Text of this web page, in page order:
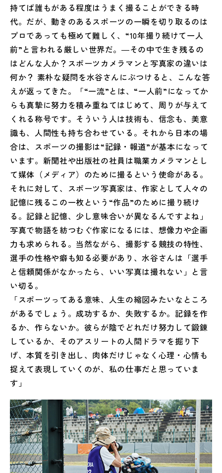
持てば誰もがある程度はうまく撮ることができる時
代。だが、動きのあるスポーツの一瞬を切り取るのは
プロであっても極めて難しく、“10年撮り続けて一人
前”と言われる厳しい世界だ。―その中で生き残るの
はどんな人か？スポーツカメラマンと写真家の違いは
何か？ 素朴な疑問を水谷さんにぶつけると、こんな答
えが返ってきた。「“一流”とは、“一人前”になってか
らも真摯に努力を積み重ねてはじめて、周りが与えて
くれる称号です。そういう人は技術も、信念も、美意
識も、人間性も持ち合わせている。それから日本の場
合は、スポーツの撮影は“記録・報道”が基本になって
います。新聞社や出版社の社員は職業カメラマンとし
て媒体（メディア）のために撮るという使命がある。
それに対して、スポーツ写真家は、作家として人々の
記憶に残るこの一枚という“作品”のために撮り続け
る。記録と記憶、少し意味合いが異なるんですよね」
写真で物語を紡つむぐ作家になるには、想像力や企画
力も求められる。当然ながら、撮影する競技の特性、
選手の性格や癖も知る必要があり、水谷さんは「選手
と信頼関係がなかったら、いい写真は撮れない」と言
い切る。
「スポーツってある意味、人生の縮図みたいなところ
があるでしょう。成功するか、失敗するか。記録を作
るか、作らないか。彼らが陰でどれだけ努力して鍛錬
しているか、そのアスリートの人間ドラマを掘り下
げ、本質を引き出し、肉体だけじゃなく心理・心情も
捉えて表現していくのが、私の仕事だと思っていま
す」